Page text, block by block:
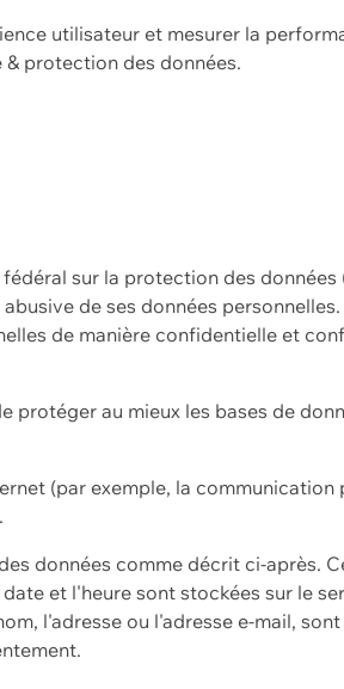
utilisateur et mesurer la
& protection des données.
sur la protection des
de ses données
de manière confidentielle et
au mieux les bases de
(par exemple, la
données comme décrit ci-après.
et l'heure sont stockées sur le
l'adresse ou l'adresse e-mail,